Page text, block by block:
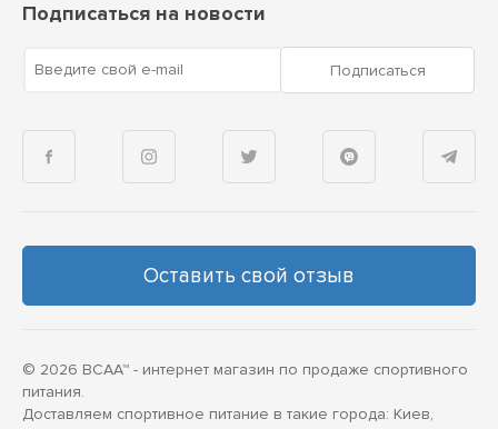
Подписаться на новости
Введите свой e-mail Подписаться
Оставить свой отзыв
© 2026 BCAA™ - интернет магазин по продаже спортивного
питания.
Доставляем спортивное питание в такие города: Киев,